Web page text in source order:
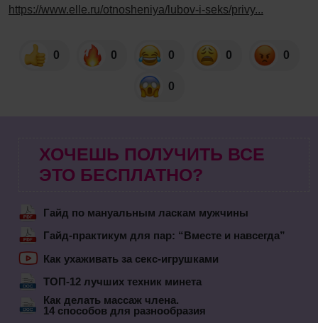
https://www.elle.ru/otnosheniya/lubov-i-seks/privy...
0 0 0 0 0
0
ХОЧЕШЬ ПОЛУЧИТЬ ВСЕ
ЭТО БЕСПЛАТНО?
Гайд по мануальным ласкам мужчины
Гайд-практикум для пар: “Вместе и навсегда”
Как ухаживать за секс-игрушками
ТОП-12 лучших техник минета
Как делать массаж члена.
14 способов для разнообразия